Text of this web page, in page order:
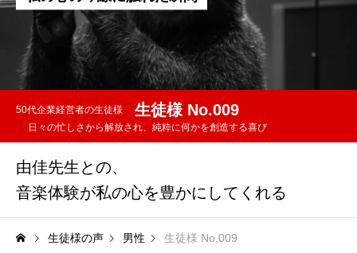
理念やスタイル
推薦者
LESSON
レッスン形式
料金体系
50代企業経営者の生徒様 生徒様 No.009
日々の忙しさから解放され、純粋に何かを創造する喜び
由佳先生との、
音楽体験が私の心を豊かにしてくれる
生徒様の声 男性 生徒様 No.009